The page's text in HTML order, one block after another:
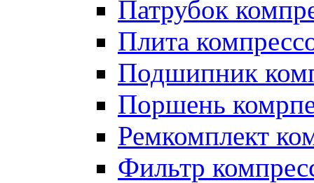
Патрубок
Плита
Подшипник
Поршень
Ремкомплект
Фильтр